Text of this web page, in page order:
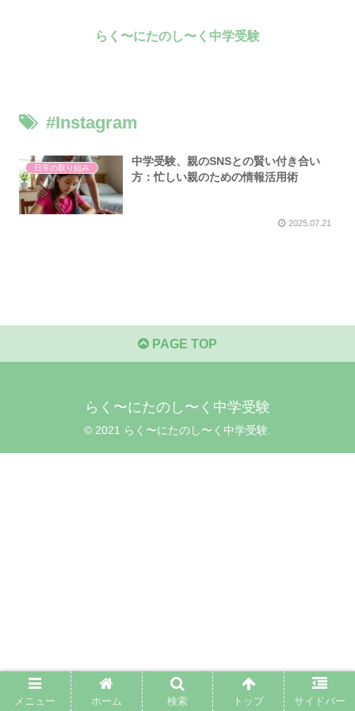
らく〜にたのし〜く中学受験
#Instagram
日常の取り組み
中学受験、親のSNSとの賢い付き合い
方：忙しい親のための情報活用術
2025.07.21
PAGE TOP
らく〜にたのし〜く中学受験
© 2021 らく〜にたのし〜く中学受験.
メニュー ホーム 検索 トップ サイドバー